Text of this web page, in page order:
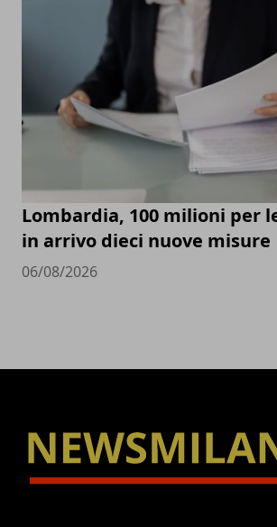
Lombardia, 100 milioni per
in arrivo dieci nuove misure
06/08/2026